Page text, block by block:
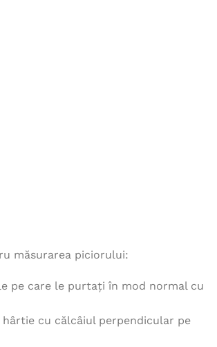
măsurarea piciorului:
pe care le purtați în mod normal cu
hârtie cu călcâiul perpendicular pe